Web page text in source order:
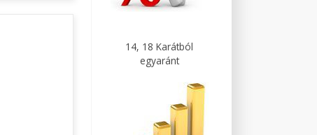
14, 18 Karátból
egyaránt